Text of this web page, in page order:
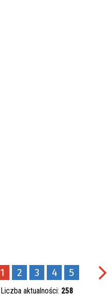
1 2 3 4 5
Liczba aktualności: 258